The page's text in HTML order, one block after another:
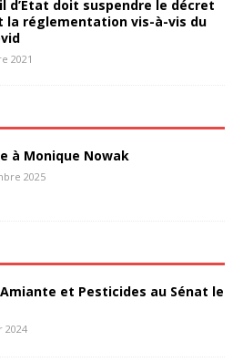
d’Etat doit suspendre le décret
la réglementation vis-à-vis du
2021
à Monique Nowak
2025
et Pesticides au Sénat le
2024